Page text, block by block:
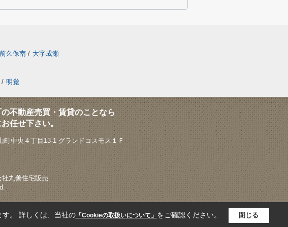
前久保南 / 大字成瀬
/ 明覚
不動産売買・賃貸のことなら
任せ下さい。
町中央４丁目13-1 グランドコスモス１Ｆ
丸善住宅販売
。 詳しくは、当社の「Cookieの取扱いについて」 をご確認ください。 閉じる